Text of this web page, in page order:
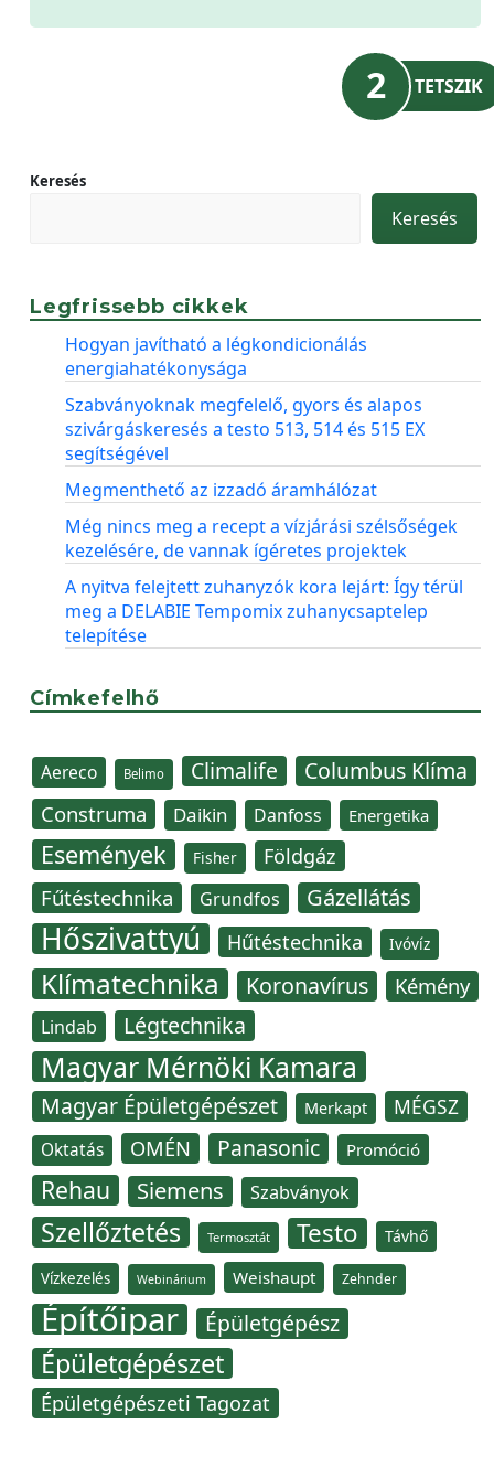
2 TETSZIK
Keresés
Keresés
Legfrissebb cikkek
Hogyan javítható a légkondicionálás
energiahatékonysága
Szabványoknak megfelelő, gyors és alapos
szivárgáskeresés a testo 513, 514 és 515 EX
segítségével
Megmenthető az izzadó áramhálózat
Még nincs meg a recept a vízjárási szélsőségek
kezelésére, de vannak ígéretes projektek
A nyitva felejtett zuhanyzók kora lejárt: Így térül
meg a DELABIE Tempomix zuhanycsaptelep
telepítése
Címkefelhő
Aereco Belimo Climalife Columbus Klíma
Construma Daikin Danfoss Energetika
Események Fisher Földgáz
Fűtéstechnika Grundfos Gázellátás
Hőszivattyú Hűtéstechnika Ivóvíz
Klímatechnika Koronavírus Kémény
Lindab Légtechnika
Magyar Mérnöki Kamara
Magyar Épületgépészet Merkapt MÉGSZ
Oktatás OMÉN Panasonic Promóció
Rehau Siemens Szabványok
Szellőztetés Termosztát Testo Távhő
Vízkezelés Webinárium Weishaupt Zehnder
Építőipar Épületgépész
Épületgépészet
Épületgépészeti Tagozat